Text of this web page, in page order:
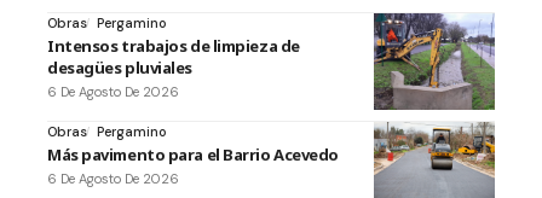
Obras Pergamino
Intensos trabajos de limpieza de
desagües pluviales
6 De Agosto De 2026
Obras Pergamino
Más pavimento para el Barrio Acevedo
6 De Agosto De 2026